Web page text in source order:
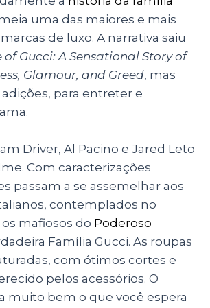
dI
n
uma das maiores e mais
de luxo. A narrativa saiu
of Gucci: A Sensational Story of
Glamour, and Greed, mas
para entreter e
Driver, Al Pacino e Jared Leto
Com caracterizações
passam a se assemelhar aos
contemplados no
mafiosos do Poderoso
Família Gucci. As roupas
com ótimos cortes e
pelos acessórios. O
muito bem o que você espera